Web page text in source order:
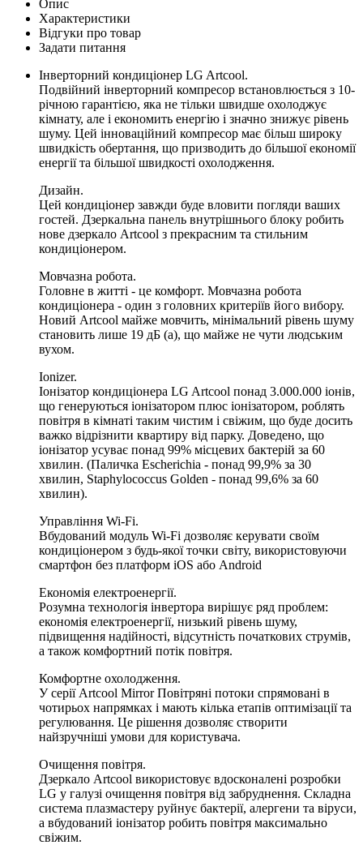
Опис
Характеристики
Відгуки про товар
Задати питання
Інверторний кондиціонер LG Artcool.
Подвійний інверторний компресор встановлюється з 10-
річною гарантією, яка не тільки швидше охолоджує
кімнату, але і економить енергію і значно знижує рівень
шуму. Цей інноваційний компресор має більш широку
швидкість обертання, що призводить до більшої економії
енергії та більшої швидкості охолодження.
Дизайн.
Цей кондиціонер завжди буде вловити погляди ваших
гостей. Дзеркальна панель внутрішнього блоку робить
нове дзеркало Artcool з прекрасним та стильним
кондиціонером.
Мовчазна робота.
Головне в житті - це комфорт. Мовчазна робота
кондиціонера - один з головних критеріїв його вибору.
Новий Artcool майже мовчить, мінімальний рівень шуму
становить лише 19 дБ (а), що майже не чути людським
вухом.
Ionizer.
Іонізатор кондиціонера LG Artcool понад 3.000.000 іонів,
що генеруються іонізатором плюс іонізатором, роблять
повітря в кімнаті таким чистим і свіжим, що буде досить
важко відрізнити квартиру від парку. Доведено, що
іонізатор усуває понад 99% місцевих бактерій за 60
хвилин. (Паличка Escherichia - понад 99,9% за 30
хвилин, Staphylococcus Golden - понад 99,6% за 60
хвилин).
Управління Wi-Fi.
Вбудований модуль Wi-Fi дозволяє керувати своїм
кондиціонером з будь-якої точки світу, використовуючи
смартфон без платформ iOS або Android
Економія електроенергії.
Розумна технологія інвертора вирішує ряд проблем:
економія електроенергії, низький рівень шуму,
підвищення надійності, відсутність початкових струмів,
а також комфортний потік повітря.
Комфортне охолодження.
У серії Artcool Mirror Повітряні потоки спрямовані в
чотирьох напрямках і мають кілька етапів оптимізації та
регулювання. Це рішення дозволяє створити
найзручніші умови для користувача.
Очищення повітря.
Дзеркало Artcool використовує вдосконалені розробки
LG у галузі очищення повітря від забруднення. Складна
система плазмастеру руйнує бактерії, алергени та віруси,
а вбудований іонізатор робить повітря максимально
свіжим.